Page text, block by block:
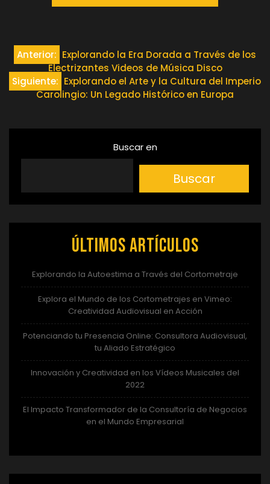
Navegación
de
entradas
Anterior: Explorando la Era Dorada a Través de los
Electrizantes Videos de Música Disco
Siguiente: Explorando el Arte y la Cultura del Imperio
Carolingio: Un Legado Histórico en Europa
Buscar en
Buscar
Últimos artículos
Explorando la Autoestima a Través del Cortometraje
Explora el Mundo de los Cortometrajes en Vimeo:
Creatividad Audiovisual en Acción
Potenciando tu Presencia Online: Consultora Audiovisual,
tu Aliado Estratégico
Innovación y Creatividad en los Vídeos Musicales del
2022
El Impacto Transformador de la Consultoría de Negocios
en el Mundo Empresarial